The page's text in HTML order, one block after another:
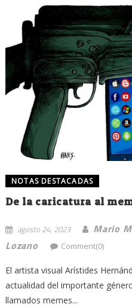
NOTAS DESTACADAS
De la caricatura al
agosto 24, 2023
Mario
Lozano
Comment(0)
El artista visual Arístides
actualidad del importante
llamados memes...